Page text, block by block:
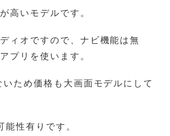
高いモデルです。
ィオですので、ナビ機能は無
プリを使います。
ため価格も大画面モデルにして
能性有りです。